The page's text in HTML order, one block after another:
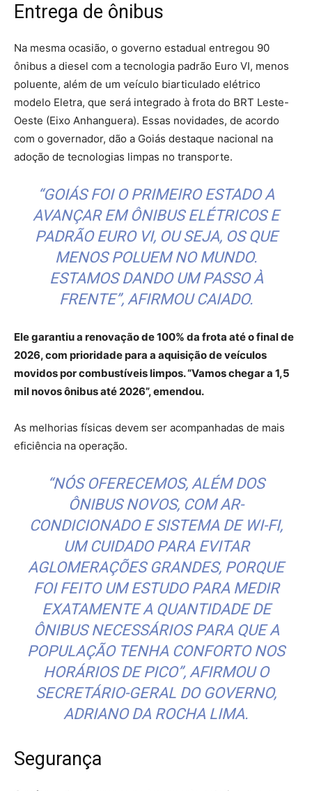
Entrega de ônibus
Na mesma ocasião, o governo estadual entregou 90
ônibus a diesel com a tecnologia padrão Euro VI, menos
poluente, além de um veículo biarticulado elétrico
modelo Eletra, que será integrado à frota do BRT Leste-
Oeste (Eixo Anhanguera). Essas novidades, de acordo
com o governador, dão a Goiás destaque nacional na
adoção de tecnologias limpas no transporte.
“GOIÁS FOI O PRIMEIRO ESTADO A
AVANÇAR EM ÔNIBUS ELÉTRICOS E
PADRÃO EURO VI, OU SEJA, OS QUE
MENOS POLUEM NO MUNDO.
ESTAMOS DANDO UM PASSO À
FRENTE”, AFIRMOU CAIADO.
Ele garantiu a renovação de 100% da frota até o final de
2026, com prioridade para a aquisição de veículos
movidos por combustíveis limpos. “Vamos chegar a 1,5
mil novos ônibus até 2026”, emendou.
As melhorias físicas devem ser acompanhadas de mais
eficiência na operação.
“NÓS OFERECEMOS, ALÉM DOS
ÔNIBUS NOVOS, COM AR-
CONDICIONADO E SISTEMA DE WI-FI,
UM CUIDADO PARA EVITAR
AGLOMERAÇÕES GRANDES, PORQUE
FOI FEITO UM ESTUDO PARA MEDIR
EXATAMENTE A QUANTIDADE DE
ÔNIBUS NECESSÁRIOS PARA QUE A
POPULAÇÃO TENHA CONFORTO NOS
HORÁRIOS DE PICO”, AFIRMOU O
SECRETÁRIO-GERAL DO GOVERNO,
ADRIANO DA ROCHA LIMA.
Segurança